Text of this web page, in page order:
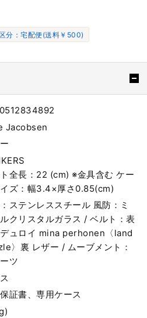
分：宅配便(送料￥500)
Jacobsen
全長：22 (cm) ※金具含む ケー
ズ：幅3.4×厚さ0.85(cm)
ステンレススチール 風防：ミ
クリスタルガラス / ベルト：表
ュロイ mina perhonen〈land
〉裏 レザー / ムーブメント：
ツ
証書、専用ケース